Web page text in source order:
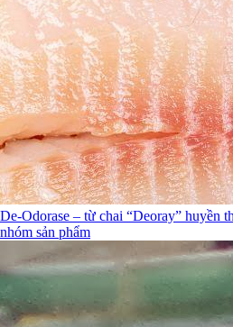
De-Odorase – từ chai “Deoray” huyền
nhóm sản phẩm